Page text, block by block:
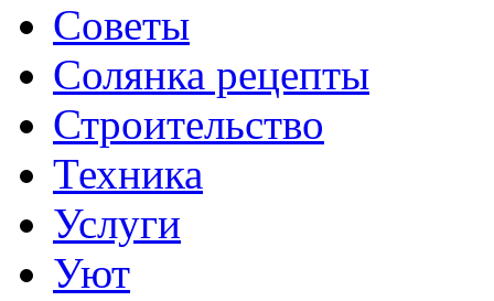
Советы
Солянка рецепты
Строительство
Техника
Услуги
Уют